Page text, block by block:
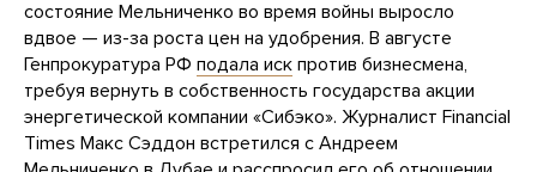
состояние Мельниченко во время войны выросло
вдвое — из-за роста цен на удобрения. В августе
Генпрокуратура РФ подала иск против бизнесмена,
требуя вернуть в собственность государства акции
энергетической компании «Сибэко». Журналист Financial
Times Макс Сэддон встретился с Андреем